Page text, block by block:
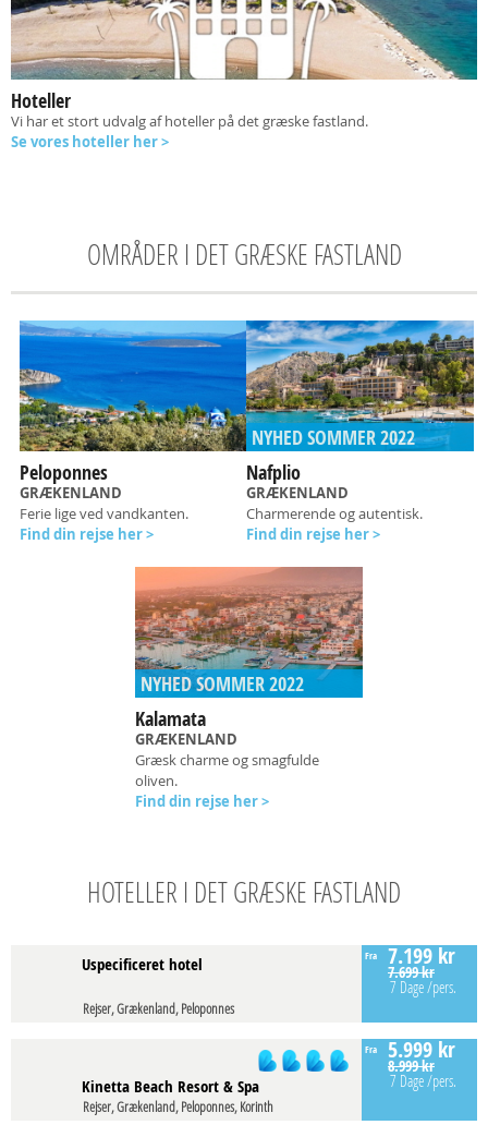
Hoteller
Vi har et stort udvalg af hoteller på det græske fastland.
Se vores hoteller her >
OMRÅDER I DET GRÆSKE FASTLAND
Peloponnes
GRÆKENLAND
Ferie lige ved vandkanten.
Find din rejse her >
NYHED SOMMER 2022
Nafplio
GRÆKENLAND
Charmerende og autentisk.
Find din rejse her >
NYHED SOMMER 2022
Kalamata
GRÆKENLAND
Græsk charme og smagfulde
oliven.
Find din rejse her >
HOTELLER I DET GRÆSKE FASTLAND
Fra 7.199 kr
7.699 kr
7 Dage/pers.
Uspecificeret hotel
Rejser, Grækenland, Peloponnes
Fra 5.999 kr
8.999 kr
7 Dage/pers.
Kinetta Beach Resort & Spa
Rejser, Grækenland, Peloponnes, Korinth